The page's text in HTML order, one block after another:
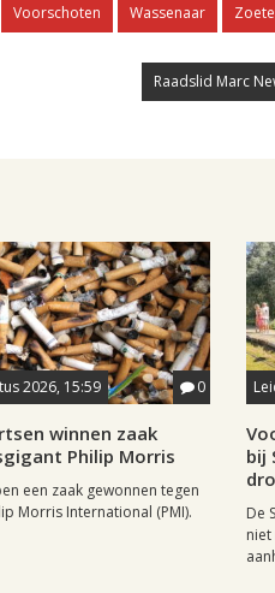
Voorschoten Wassenaar
Raadslid Marc
2026, 15:59 0
winnen zaak
Philip Morris
een zaak gewonnen tegen
Morris International (PMI).
bij
De